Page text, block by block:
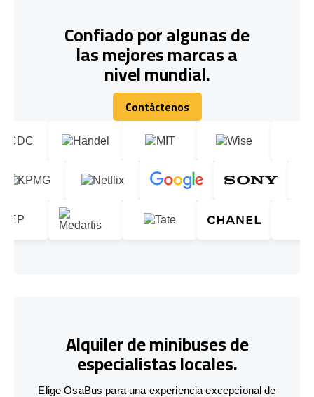
Confiado por algunas de
las mejores marcas a
nivel mundial.
Contáctenos
Contáctenos
Alquiler de minibuses de
especialistas locales.
Elige OsaBus para una experiencia excepcional de